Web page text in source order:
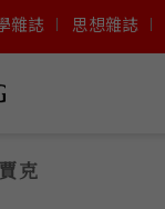
雜誌 思想雜誌
克